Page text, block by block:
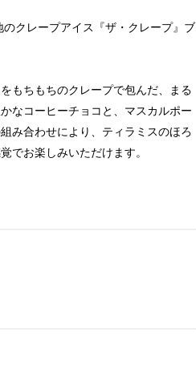
クレープアイス『ザ・クレープ』ブ
もちもちのクレープで包んだ、まる
なコーヒーチョコと、マスカルポー
み合わせにより、ティラミスのほろ
でお楽しみいただけます。